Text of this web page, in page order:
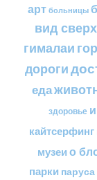
арт больницы
вид
гималаи
дороги
еда
здоровье
кайтсерфинг
музеи о
парки паруса